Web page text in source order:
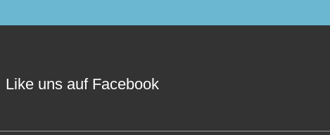
Like uns auf Facebook